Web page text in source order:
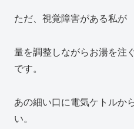
ただ、視覚障害がある私が
量を調整しながらお湯を注
です。
あの細い口に電気ケトルか
い。